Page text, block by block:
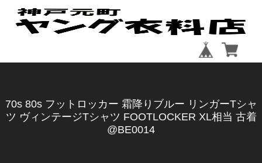
70s 80s フットロッカー 霜降りブルー リンガーTシャ
ツ ヴィンテージTシャツ FOOTLOCKER XL相当 古着
@BE0014